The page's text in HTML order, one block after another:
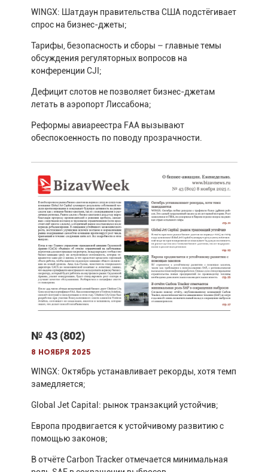
WINGX: Шатдаун правительства США подстёгивает
спрос на бизнес-джеты;
Тарифы, безопасность и сборы – главные темы
обсуждения регуляторных вопросов на
конференции CJI;
Дефицит слотов не позволяет бизнес-джетам
летать в аэропорт Лиссабона;
Реформы авиареестра FAA вызывают
обеспокоенность по поводу прозрачности.
№ 43 (802)
8 ноября 2025
WINGX: Октябрь устанавливает рекорды, хотя темп
замедляется;
Global Jet Capital: рынок транзакций устойчив;
Европа продвигается к устойчивому развитию с
помощью законов;
В отчёте Carbon Tracker отмечается минимальная